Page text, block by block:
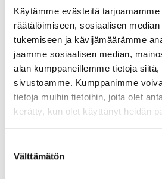
Käytämme evästeitä
räätälöimiseen, sosiaalisen
tukemiseen ja kävijämäärämme
jaamme sosiaalisen median,
alan kumppaneillemme tietoja
sivustoamme. Kumppanimme
tietoja muihin tietoihin, joita olet
kerätty, kun olet käyttänyt heidän
valinta
Välttämätön
Irrota alalistan rajoitinhelat
kuusiokolo) ja vedinsalpa.
Irrota alaportti alakiskosta.
Riikku Rakenteet Oy
63400 ALAVUS as.